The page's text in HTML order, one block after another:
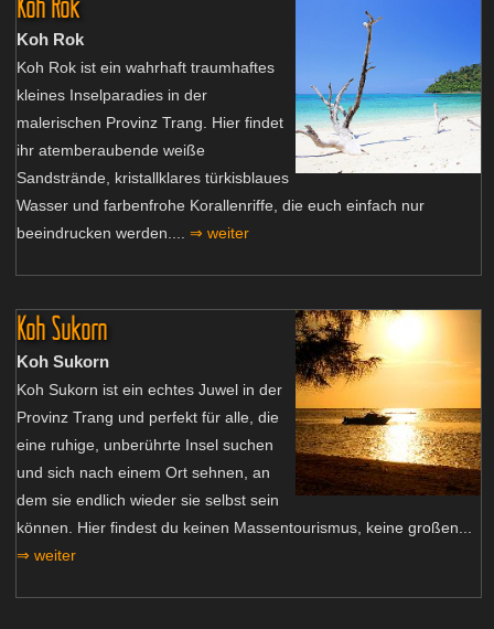
Koh Rok
Koh Rok ist ein wahrhaft traumhaftes
kleines Inselparadies in der
malerischen Provinz Trang. Hier findet
ihr atemberaubende weiße
Sandstrände, kristallklares türkisblaues
Wasser und farbenfrohe Korallenriffe, die euch einfach nur
beeindrucken werden.... ⇒ weiter
Koh Sukorn
Koh Sukorn
Koh Sukorn ist ein echtes Juwel in der
Provinz Trang und perfekt für alle, die
eine ruhige, unberührte Insel suchen
und sich nach einem Ort sehnen, an
dem sie endlich wieder sie selbst sein
können. Hier findest du keinen Massentourismus, keine großen...
⇒ weiter